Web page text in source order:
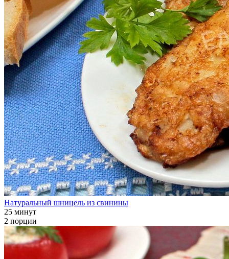
Натуральный шницель из свинины
25 минут
2 порции